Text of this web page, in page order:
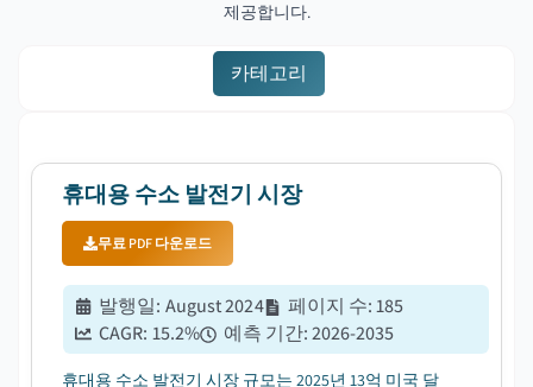
제공합니다.
카테고리
휴대용 수소 발전기 시장
무료 PDF 다운로드
발행일: August 2024 페이지 수:185
CAGR: 15.2% 예측 기간:2026-2035
휴대용 수소 발전기 시장 규모는 2025년 13억 미국 달